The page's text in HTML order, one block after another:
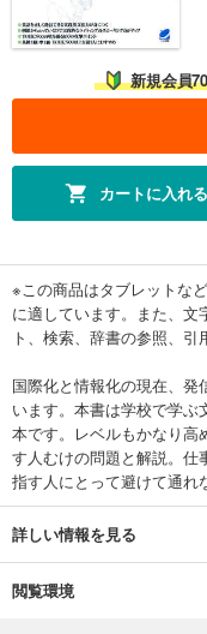
新規会員
カートに入れる
※この商品はタブレットな
に適しています。また、文
ト、検索、辞書の参照、引
国際化と情報化の現在、発
います。本書は学校で学
本です。レベルもかなり高
す人むけの問題と解説。仕
指す人にとって避けて通れ
詳しい情報を見る
閲覧環境